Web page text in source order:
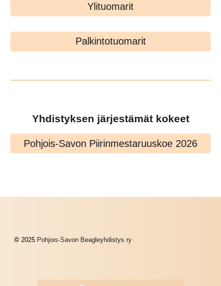
Ylituomarit
Palkintotuomarit
Yhdistyksen järjestämät kokeet
Pohjois-Savon Piirinmestaruuskoe 2026
©2025 Pohjois-Savon Beagleyhdistys ry